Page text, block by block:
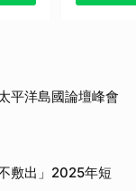
平洋島國論壇峰會
敷出」2025年短